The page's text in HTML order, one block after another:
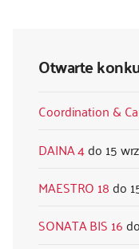
Otwarte
Coordination &
DAINA 4
15 wrz
MAESTRO 18
SONATA BIS 16